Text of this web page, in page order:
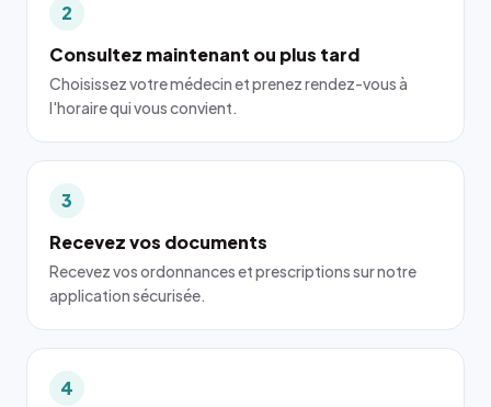
2
Consultez maintenant ou plus tard
Choisissez votre médecin et prenez rendez-vous à
l'horaire qui vous convient.
3
Recevez vos documents
Recevez vos ordonnances et prescriptions sur notre
application sécurisée.
4